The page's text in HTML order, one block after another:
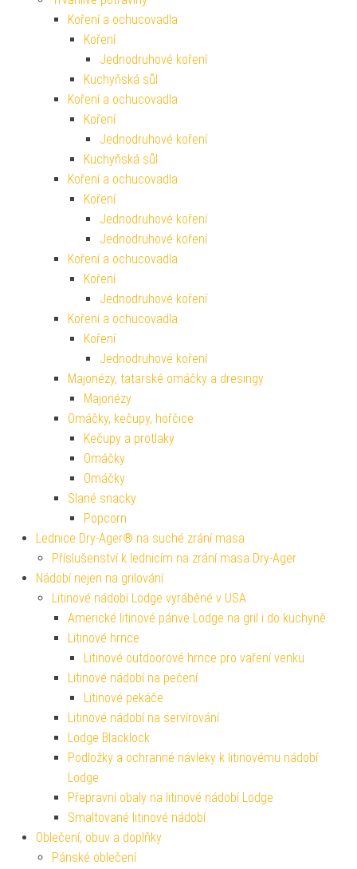
Koření a ochucovadla
Koření
Jednodruhové koření
Kuchyňská sůl
Koření a ochucovadla
Koření
Jednodruhové koření
Kuchyňská sůl
Koření a ochucovadla
Koření
Jednodruhové koření
Jednodruhové koření
Koření a ochucovadla
Koření
Jednodruhové koření
Koření a ochucovadla
Koření
Jednodruhové koření
Majonézy, tatarské omáčky a dresingy
Majonézy
Omáčky, kečupy, hořčice
Kečupy a protlaky
Omáčky
Omáčky
Slané snacky
Popcorn
Lednice Dry-Ager® na suché zrání masa
Příslušenství k lednicím na zrání masa Dry-Ager
Nádobí nejen na grilování
Litinové nádobí Lodge vyráběné v USA
Americké litinové pánve Lodge na gril i do kuchyně
Litinové hrnce
Litinové outdoorové hrnce pro vaření venku
Litinové nádobí na pečení
Litinové pekáče
Litinové nádobí na servírování
Lodge Blacklock
Podložky a ochranné návleky k litinovému nádobí
Lodge
Přepravní obaly na litinové nádobí Lodge
Smaltované litinové nádobí
Oblečení, obuv a doplňky
Pánské oblečení